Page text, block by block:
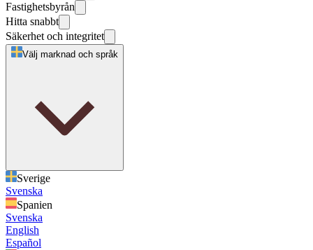
Fastighetsbyrån
Hitta snabbt
Säkerhet och integritet
Välj marknad och språk
Sverige
Svenska
Spanien
Svenska
English
Español